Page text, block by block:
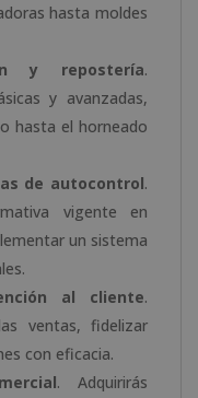
hasta moldes
y repostería.
y avanzadas,
hasta el horneado
de autocontrol.
vigente en
un sistema
al cliente.
ventas, fidelizar
con eficacia.
. Adquirirás